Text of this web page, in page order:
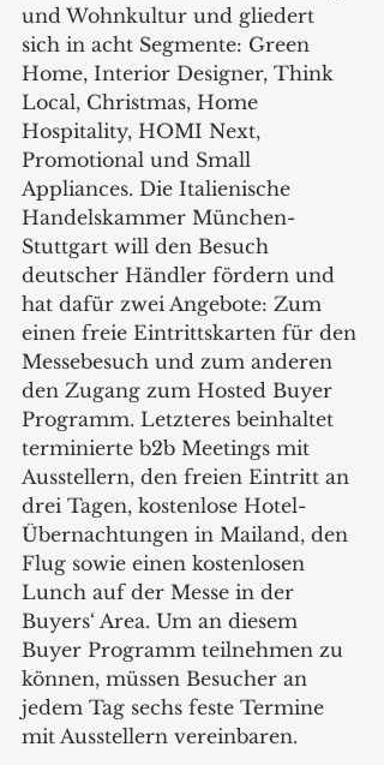
und Wohnkultur und gliedert
sich in acht Segmente: Green
Home, Interior Designer, Think
Local, Christmas, Home
Hospitality, HOMI Next,
Promotional und Small
Appliances. Die Italienische
Handelskammer München-
Stuttgart will den Besuch
deutscher Händler fördern und
hat dafür zwei Angebote: Zum
einen freie Eintrittskarten für den
Messebesuch und zum anderen
den Zugang zum Hosted Buyer
Programm. Letzteres beinhaltet
terminierte b2b Meetings mit
Ausstellern, den freien Eintritt an
drei Tagen, kostenlose Hotel-
Übernachtungen in Mailand, den
Flug sowie einen kostenlosen
Lunch auf der Messe in der
Buyers‘ Area. Um an diesem
Buyer Programm teilnehmen zu
können, müssen Besucher an
jedem Tag sechs feste Termine
mit Ausstellern vereinbaren.